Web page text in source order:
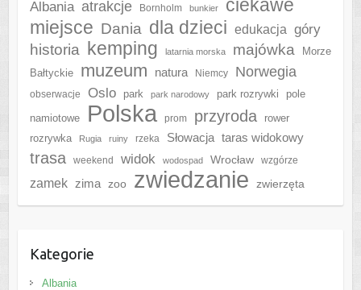
Albania atrakcje Bornholm bunkier
ciekawe
miejsce Dania dla dzieci edukacja góry
historia kemping latarnia morska majówka
Morze
Bałtyckie
muzeum natura Niemcy Norwegia
obserwacje Oslo park park narodowy park rozrywki
pole
namiotowe
Polska prom przyroda
rower
rozrywka
Rugia ruiny rzeka Słowacja taras widokowy
trasa weekend widok wodospad Wrocław wzgórze
zamek zima zoo zwiedzanie zwierzęta
Kategorie
Albania